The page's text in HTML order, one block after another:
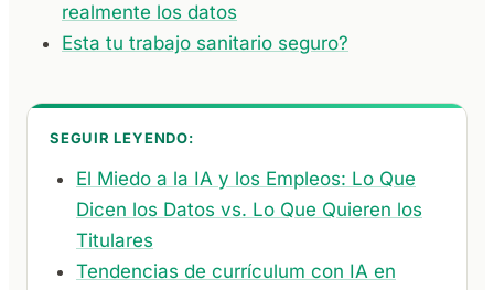
realmente los datos
Esta tu trabajo sanitario seguro?
SEGUIR LEYENDO:
El Miedo a la IA y los Empleos: Lo Que
Dicen los Datos vs. Lo Que Quieren los
Titulares
Tendencias de currículum con IA en